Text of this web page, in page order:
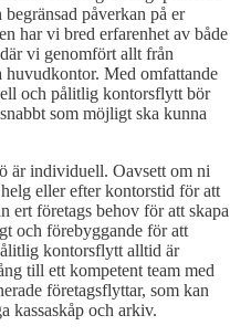
påverkan på er
har vi bred erfarenhet av både
vi genomfört allt från
Med omfattande
och pålitlig kontorsflytt bör
som möjligt ska kunna
är individuell. Oavsett om ni
eller efter kontorstid för att
ert företags behov för att skapa
och förebyggande för att
kontorsflytt alltid är
till ett kompetent team med
företagsflyttar, som kan
kassaskåp och arkiv.